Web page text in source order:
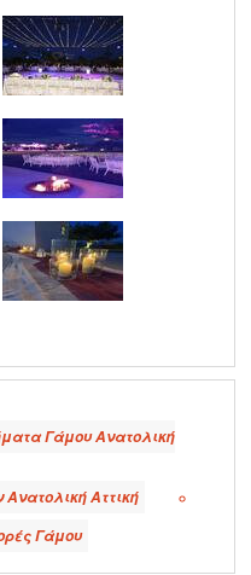
Γάμου Ανατολική
Αττική ●
Γάμου